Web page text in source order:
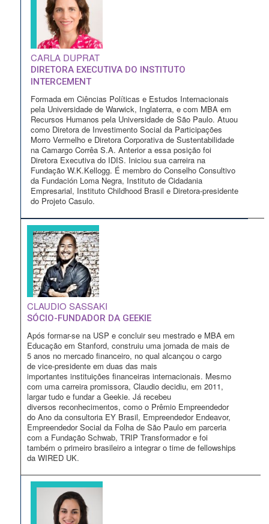
CARLA DUPRAT
DIRETORA EXECUTIVA DO INSTITUTO
INTERCEMENT
Formada em Ciências Políticas e Estudos Internacionais
pela Universidade de Warwick, Inglaterra, e com MBA em
Recursos Humanos pela Universidade de São Paulo. Atuou
como Diretora de Investimento Social da Participações
Morro Vermelho e Diretora Corporativa de Sustentabilidade
na Camargo Corrêa S.A. Anterior a essa posição foi
Diretora Executiva do IDIS. Iniciou sua carreira na
Fundação W.K.Kellogg. É membro do Conselho Consultivo
da Fundación Loma Negra, Instituto de Cidadania
Empresarial, Instituto Childhood Brasil e Diretora-presidente
do Projeto Casulo.
CLAUDIO SASSAKI
SÓCIO-FUNDADOR DA GEEKIE
Após formar-se na USP e concluir seu mestrado e MBA em
Educação em Stanford, construiu uma jornada de mais de
5 anos no mercado financeiro, no qual alcançou o cargo
de vice-presidente em duas das mais
importantes instituições financeiras internacionais. Mesmo
com uma carreira promissora, Claudio decidiu, em 2011,
largar tudo e fundar a Geekie. Já recebeu
diversos reconhecimentos, como o Prêmio Empreendedor
do Ano da consultoria EY Brasil, Empreendedor Endeavor,
Empreendedor Social da Folha de São Paulo em parceria
com a Fundação Schwab, TRIP Transformador e foi
também o primeiro brasileiro a integrar o time de fellowships
da WIRED UK.